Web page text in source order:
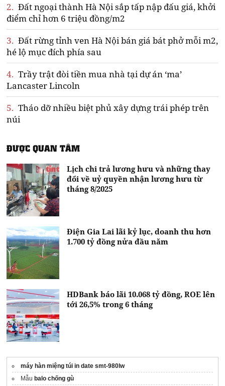
2. Đất ngoại thành Hà Nội sắp tấp nập đấu giá, khởi
điểm chỉ hơn 6 triệu đồng/m2
3. Đất rừng tỉnh ven Hà Nội bán giá bát phở mỗi m2,
hé lộ mục đích phía sau
4. Trầy trật đòi tiền mua nhà tại dự án ‘ma’
Lancaster Lincoln
5. Tháo dỡ nhiều biệt phủ xây dựng trái phép trên
núi
ĐƯỢC QUAN TÂM
Lịch chi trả lương hưu và những thay
đổi về uỷ quyền nhận lương hưu từ
tháng 8/2025
Điện Gia Lai lãi kỷ lục, doanh thu hơn
1.700 tỷ đồng nửa đầu năm
HDBank báo lãi 10.068 tỷ đồng, ROE lên
tới 26,5% trong 6 tháng
máy hàn miệng túi in date smt-980lw
Mẫu balo chống gù